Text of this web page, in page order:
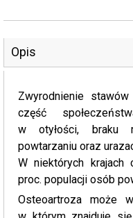
Opis
Zwyrodnienie
część
w otyłości, braku
powtarzaniu oraz
W niektórych krajach
proc. populacji osób
Osteoartroza może